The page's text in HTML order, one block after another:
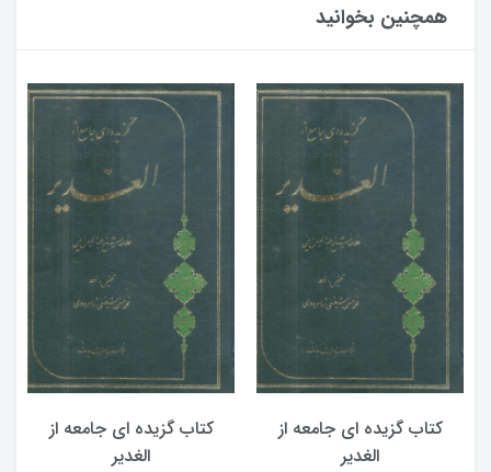
همچنین بخوانید
کتاب گزیده ای جامعه از
الغدیر
کتاب گزیده ای جامعه از
الغدیر